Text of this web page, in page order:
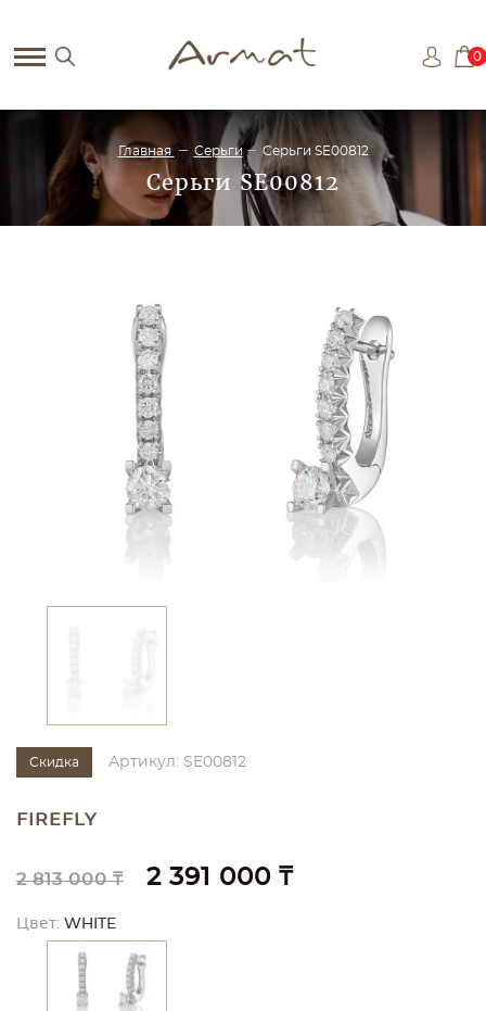
0
Главная Серьги Серьги SE00812
Серьги SE00812
Скидка Артикул: SE00812
FIREFLY
2 813 000 ₸ 2 391 000 ₸
Цвет: WHITE